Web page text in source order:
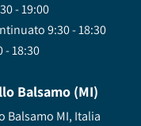
- 19:00
9:30 - 18:30
- 18:30
Balsamo (MI)
Balsamo MI, Italia